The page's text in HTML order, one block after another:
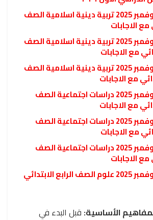
مراجعة شهر نوفمبر 2025 تربية دينية اسلامية الصف
مع الاجابات
مراجعة شهر نوفمبر 2025 تربية دينية اسلامية الصف
مع الاجابات
مراجعة شهر نوفمبر 2025 تربية دينية اسلامية الصف
مع الاجابات
مراجعة شهر نوفمبر 2025 دراسات اجتماعية الصف
مع الاجابات
مراجعة شهر نوفمبر 2025 دراسات اجتماعية الصف
مع الاجابات
مراجعة شهر نوفمبر 2025 دراسات اجتماعية الصف
مع الاجابات
مراجعة شهر نوفمبر 2025 علوم الصف الرابع الابتدائي
الأساسية: قبل البدء في